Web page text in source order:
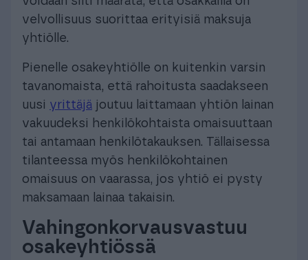
velvollisuus suorittaa erityisiä maksuja
yhtiölle.
Pienelle osakeyhtiölle on kuitenkin varsin
tavanomaista, että rahoitusta saadakseen
uusi yrittäjä joutuu laittamaan yhtiön lainan
vakuudeksi henkilökohtaista omaisuuttaan
tai antamaan henkilötakauksen. Tällaisessa
tilanteessa myös henkilökohtainen
omaisuus on vaarassa, jos yhtiö ei pysty
maksamaan lainaa takaisin.
Vahingonkorvausvastuu
osakeyhtiössä